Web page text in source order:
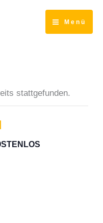
Menü
stattgefunden.